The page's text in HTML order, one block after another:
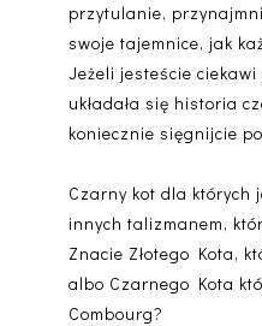
przytulanie,
swoje tajemnice, jak
Jeżeli jesteście
układała się historia
koniecznie sięgnijcie
Czarny kot dla których
innych talizmanem,
Znacie Złotego Kota,
albo Czarnego Kota
Combourg?